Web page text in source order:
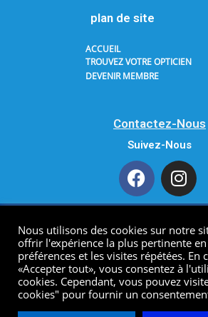
plan de site
ACCUEIL
TROUVEZ VOTRE OPTICIEN
DEVENIR MEMBRE
Contactez-Nous
Suivez-Nous
Copyright 2021 AODF. All Rights
Developped byclick-one
Nous utilisons des cookies sur notre
offrir l'expérience la plus pertinente
préférences et les visites répétées. En
«Accepter tout», vous consentez à
cookies. Cependant, vous pouvez
cookies" pour fournir un